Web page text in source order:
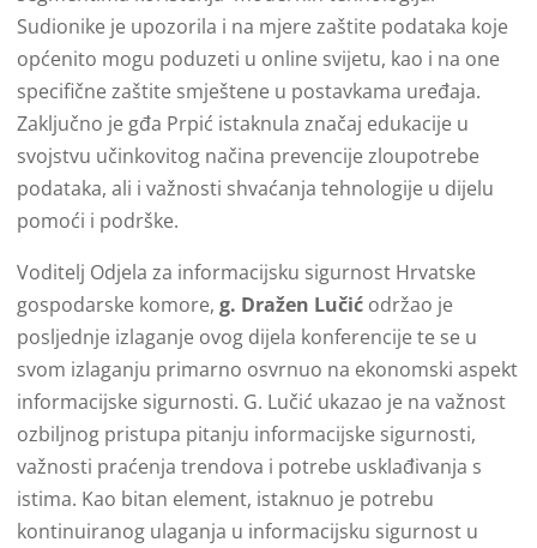
Sudionike je upozorila i na mjere zaštite podataka koje
općenito mogu poduzeti u online svijetu, kao i na one
specifične zaštite smještene u postavkama uređaja.
Zaključno je gđa Prpić istaknula značaj edukacije u
svojstvu učinkovitog načina prevencije zloupotrebe
podataka, ali i važnosti shvaćanja tehnologije u dijelu
pomoći i podrške.
Voditelj Odjela za informacijsku sigurnost Hrvatske
gospodarske komore, g. Dražen Lučić održao je
posljednje izlaganje ovog dijela konferencije te se u
svom izlaganju primarno osvrnuo na ekonomski aspekt
informacijske sigurnosti. G. Lučić ukazao je na važnost
ozbiljnog pristupa pitanju informacijske sigurnosti,
važnosti praćenja trendova i potrebe usklađivanja s
istima. Kao bitan element, istaknuo je potrebu
kontinuiranog ulaganja u informacijsku sigurnost u